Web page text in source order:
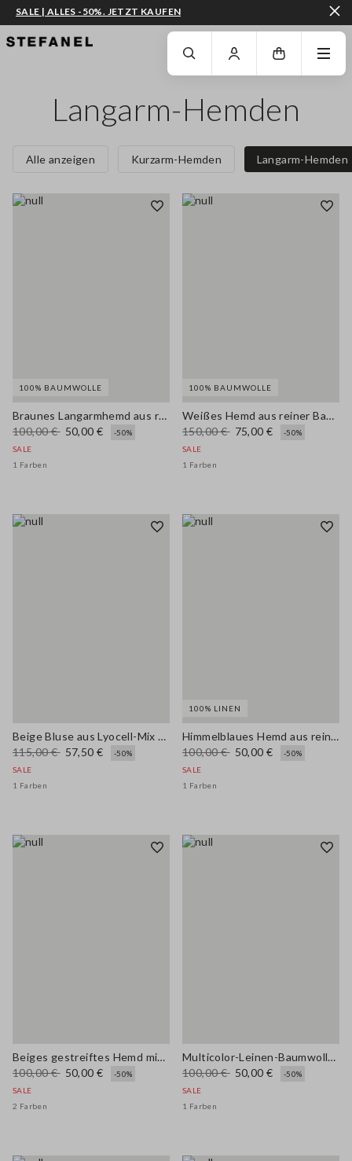
ZUM HAUPTINHALT SPRINGEN GEHEN SIE ZUM ENDE DER SEITE
SALE | ALLES -50%. JETZT KAUFEN
Langarm-Hemden
Alle anzeigen Kurzarm-Hemden Langarm-Hemden
100% BAUMWOLLE
Braunes Langarmhemd aus reiner Baumwolle in Regular Fit
100,00 € 50,00 €
-50%
SALE
1 Farben
100% BAUMWOLLE
Weißes Hemd aus reiner Baumwolle mit Lochstickerei im Oversize-Fit
150,00 € 75,00 €
-50%
SALE
1 Farben
Beige Bluse aus Lyocell-Mix Regular Fit
115,00 € 57,50 €
-50%
SALE
1 Farben
100% LINEN
Himmelblaues Hemd aus reinem Leinen im Regular Fit
100,00 € 50,00 €
-50%
SALE
1 Farben
Beiges gestreiftes Hemd mit langen Ärmeln aus reinem Ramie
100,00 € 50,00 €
-50%
SALE
2 Farben
Multicolor-Leinen-Baumwoll-Mischung Hemd mit regulärer Passform
100,00 € 50,00 €
-50%
SALE
1 Farben